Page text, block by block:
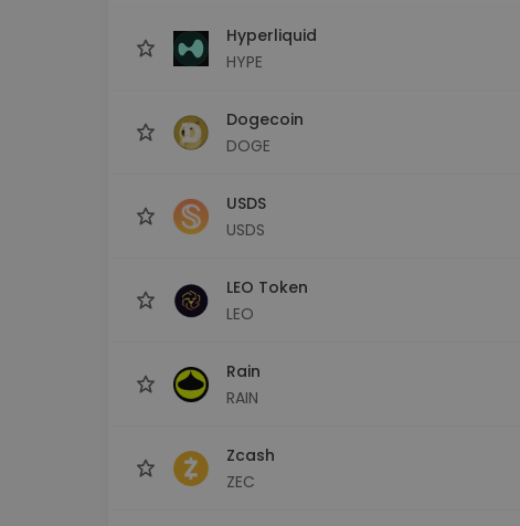
Hyperliquid
HYPE
Dogecoin
DOGE
USDS
USDS
LEO Token
LEO
Rain
RAIN
Zcash
ZEC